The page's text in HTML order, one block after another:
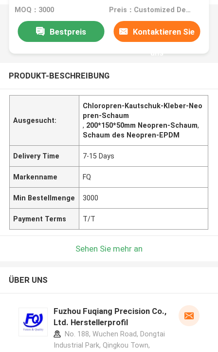
MOQ：3000 Preis：Customized Design
Bestpreis Kontaktieren Sie
uns
PRODUKT-BESCHREIBUNG
Ausgesucht:
Chloropren-Kautschuk-Kleber-Neo
pren-Schaum
, 200*150*50mm Neopren-Schaum,
Schaum des Neopren-EPDM
Delivery Time 7-15 Days
Markenname FQ
Min Bestellmenge 3000
Payment Terms T/T
Sehen Sie mehr an
ÜBER UNS
Fuzhou Fuqiang Precision Co.,
Ltd. Herstellerprofil
No. 188, Wuchen Road, Dongtai
Industrial Park, Qingkou Town,